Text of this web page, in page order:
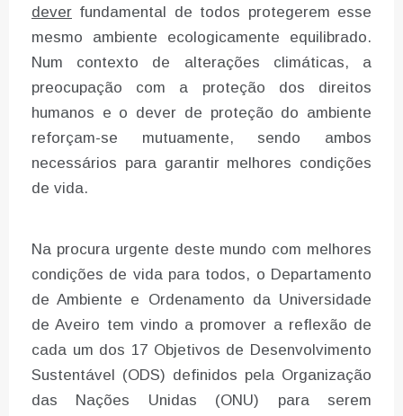
dever fundamental de todos protegerem esse
mesmo ambiente ecologicamente equilibrado.
Num contexto de alterações climáticas, a
preocupação com a proteção dos direitos
humanos e o dever de proteção do ambiente
reforçam-se mutuamente, sendo ambos
necessários para garantir melhores condições
de vida.
Na procura urgente deste mundo com melhores
condições de vida para todos, o Departamento
de Ambiente e Ordenamento da Universidade
de Aveiro tem vindo a promover a reflexão de
cada um dos 17 Objetivos de Desenvolvimento
Sustentável (ODS) definidos pela Organização
das Nações Unidas (ONU) para serem